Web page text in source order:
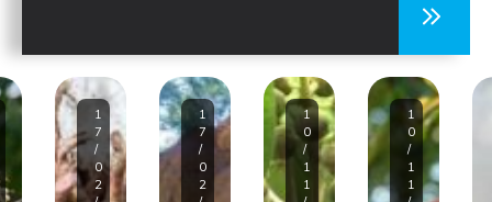
1
7
/
0
2
1
7
/
0
2
1
0
/
1
1
1
0
/
1
1